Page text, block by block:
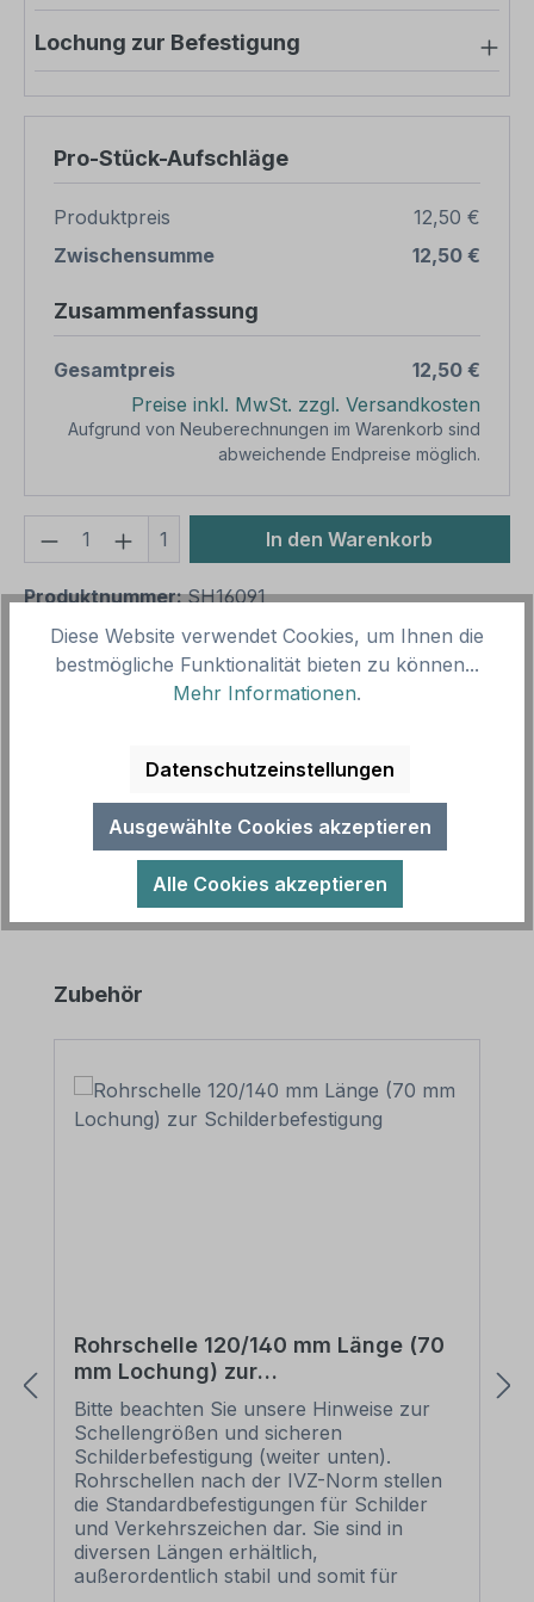
Lochung zur Befestigung
Pro-Stück-Aufschläge
Produktpreis
12,50 €
Zwischensumme
12,50 €
Zusammenfassung
Gesamtpreis
12,50 €
Preise inkl. MwSt. zzgl. Versandkosten
Aufgrund von Neuberechnungen im Warenkorb sind
abweichende Endpreise möglich.
Produkt Anzahl: Gib den
1 In den Warenkorb
Produktnummer:SH16091
Vorlagenummer: VBT-164-K
Erhältlich in diversen Größen. Zur Kennzeichnung
von privaten Wäldern und Grun…Mehr
Produktgalerie überspringen
Zubehör
Rohrschelle 120/140 mm Länge (70
mm Lochung) zur
Schilderbefestigung
Bitte beachten Sie unsere Hinweise zur
Schellengrößen und sicheren
Schilderbefestigung (weiter unten).
Rohrschellen nach der IVZ-Norm stellen
die Standardbefestigungen für Schilder
und Verkehrszeichen dar. Sie sind in
diversen Längen erhältlich,
außerordentlich stabil und somit für
Diese Website verwendet Cookies, um Ihnen die
bestmögliche Funktionalität bieten zu können...
Mehr Informationen.
Datenschutzeinstellungen
Ausgewählte Cookies akzeptieren
Alle Cookies akzeptieren